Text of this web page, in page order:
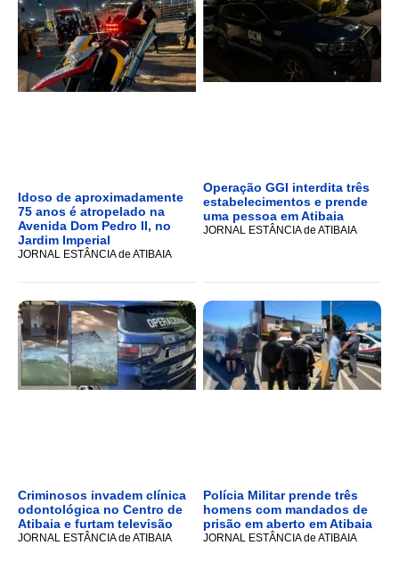
Idoso de aproximadamente
75 anos é atropelado na
Avenida Dom Pedro II, no
Jardim Imperial
JORNAL ESTÂNCIA de ATIBAIA
Operação GGI interdita três
estabelecimentos e prende
uma pessoa em Atibaia
JORNAL ESTÂNCIA de ATIBAIA
Criminosos invadem clínica
odontológica no Centro de
Atibaia e furtam televisão
JORNAL ESTÂNCIA de ATIBAIA
Polícia Militar prende três
homens com mandados de
prisão em aberto em Atibaia
JORNAL ESTÂNCIA de ATIBAIA